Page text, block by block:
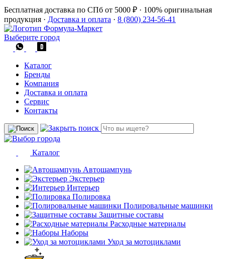
Бесплатная доставка по СПб от 5000 ₽ · 100% оригинальная
продукция · Доставка и оплата · 8 (800) 234-56-41
Выберите город
Каталог
Бренды
Компания
Доставка и оплата
Сервис
Контакты
Каталог
Автошампунь
Экстерьер
Интерьер
Полировка
Полировальные машинки
Защитные составы
Расходные материалы
Наборы
Уход за мотоциклами